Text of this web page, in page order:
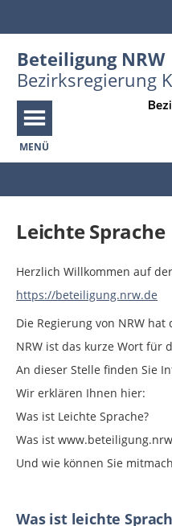
Beteiligung NRW
Bezirksregierung
MENÜ
Leichte Sprache
Herzlich Willkommen auf
https://beteiligung.nrw.de
Die Regierung von NRW hat
NRW ist das kurze Wort für
An dieser Stelle finden Sie
Wir erklären Ihnen hier:
Was ist Leichte Sprache?
Was ist
Und wie können Sie
Was ist leichte